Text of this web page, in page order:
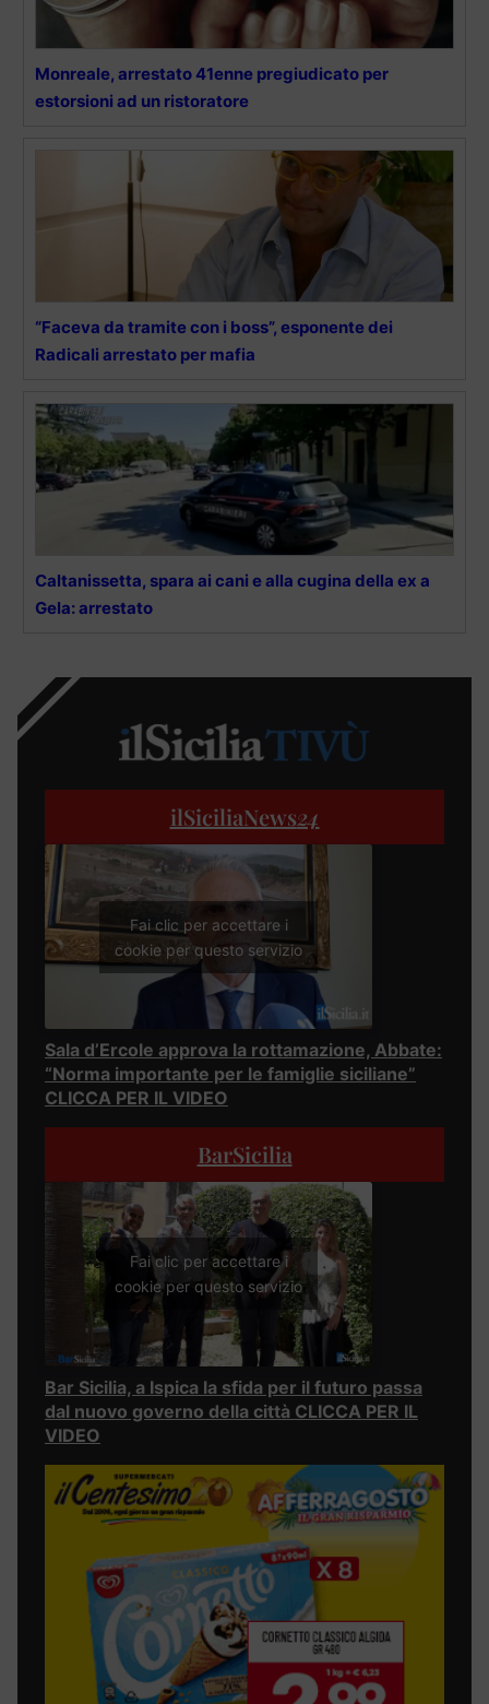
Monreale, arrestato 41enne pregiudicato per
estorsioni ad un ristoratore
“Faceva da tramite con i boss”, esponente dei
Radicali arrestato per mafia
Caltanissetta, spara ai cani e alla cugina della ex a
Gela: arrestato
ilSiciliaNews24
Fai clic per accettare i
cookie per questo servizio
Sala d’Ercole approva la rottamazione, Abbate:
“Norma importante per le famiglie siciliane”
CLICCA PER IL VIDEO
BarSicilia
Fai clic per accettare i
cookie per questo servizio
Bar Sicilia, a Ispica la sfida per il futuro passa
dal nuovo governo della città CLICCA PER IL
VIDEO